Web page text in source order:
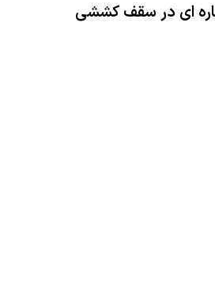
ای در سقف کششی